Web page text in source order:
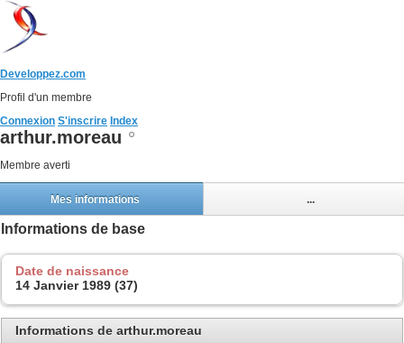
Developpez.com
Profil d'un membre
Connexion S'inscrire Index
arthur.moreau
Membre averti
Mes informations ...
Informations de base
Date de naissance
14 Janvier 1989 (37)
Informations de arthur.moreau